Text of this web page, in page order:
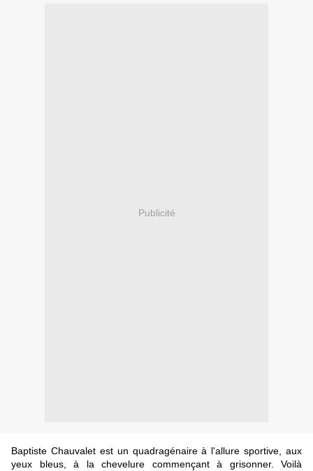
Publicité
Baptiste Chauvalet est un quadragénaire à l'allure sportive, aux
yeux bleus, à la chevelure commençant à grisonner. Voilà